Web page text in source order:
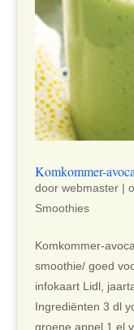
Komkommer-
door webmaster|
Smoothies
Komkommer-
smoothie/ goed
infokaart Lidl,
Ingrediënten 3 dl
groene appel 1 el